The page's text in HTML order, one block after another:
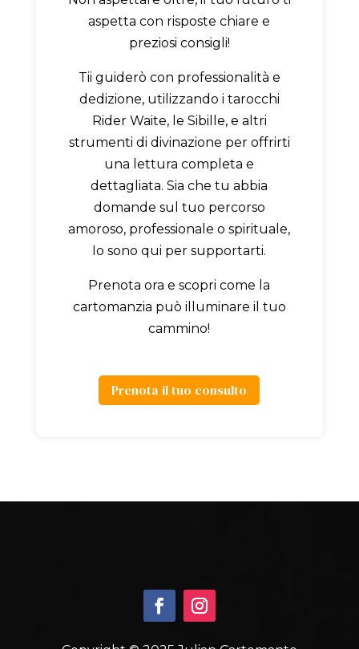
aspetta con risposte chiare e
preziosi consigli!
Tii guiderò con professionalità e
dedizione, utilizzando i tarocchi
Rider Waite, le Sibille, e altri
strumenti di divinazione per offrirti
una lettura completa e
dettagliata. Sia che tu abbia
domande sul tuo percorso
amoroso, professionale o spirituale,
Io sono qui per supportarti.
Prenota ora e scopri come la
cartomanzia può illuminare il tuo
cammino!
Prenota il tuo consulto